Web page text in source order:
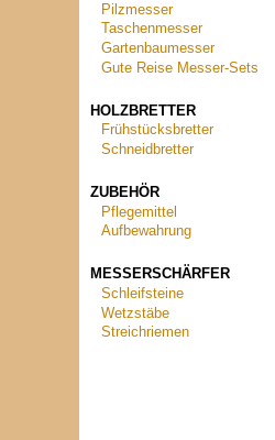
Pilzmesser
Taschenmesser
Gartenbaumesser
Gute Reise Messer-Sets
HOLZBRETTER
Frühstücksbretter
Schneidbretter
ZUBEHÖR
Pflegemittel
Aufbewahrung
MESSERSCHÄRFER
Schleifsteine
Wetzstäbe
Streichriemen